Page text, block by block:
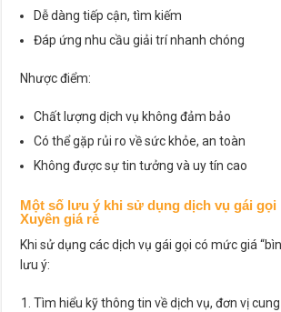
Dễ dàng tiếp cận, tìm kiếm
Đáp ứng nhu cầu giải trí nhanh chóng
Nhược điểm:
Chất lượng dịch vụ không đảm bảo
Có thể gặp rủi ro về sức khỏe, an toàn
Không được sự tin tưởng và uy tín cao
Một số lưu ý khi sử dụng dịch vụ gái gọi
Xuyên giá rẻ
Khi sử dụng các dịch vụ gái gọi có mức giá
lưu ý:
Tìm hiểu kỹ thông tin về dịch vụ, đơn vị